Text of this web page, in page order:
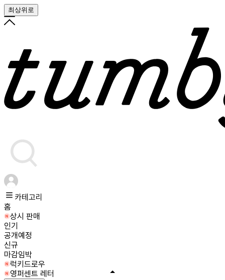
최상위로
카테고리
홈
상시 판매
인기
공개예정
신규
마감임박
럭키드로우
영퍼센트 레터